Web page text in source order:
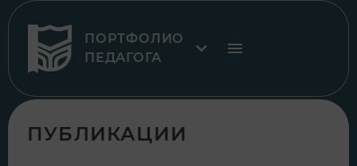
ПОРТФОЛИО
ПЕДАГОГА
ПУБЛИКАЦИИ